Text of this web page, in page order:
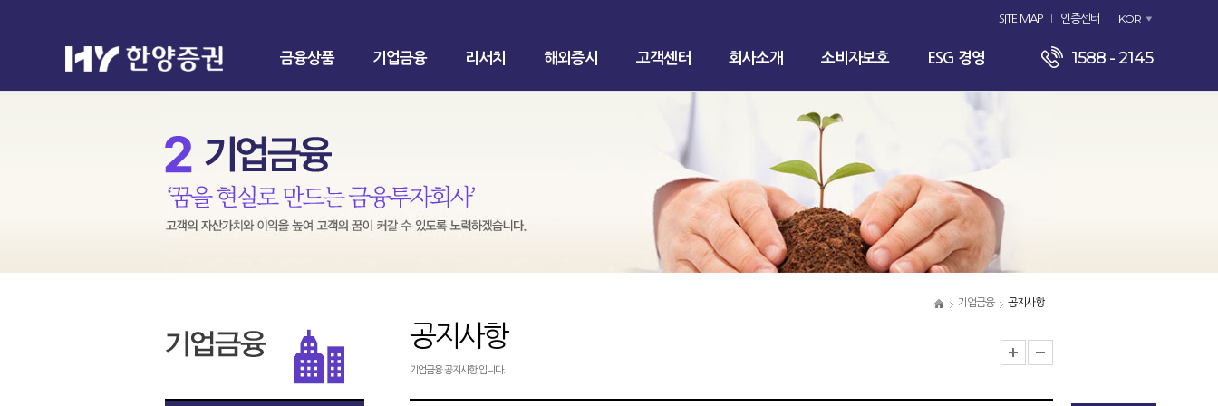
SITE MAP 인증센터 KOR
금융상품 기업금융 리서치 해외증시 고객센터 회사소개 소비자보호 ESG 경영 1588 - 2145
기업금융 공지사항
공지사항
기업금융 공지사항 입니다.